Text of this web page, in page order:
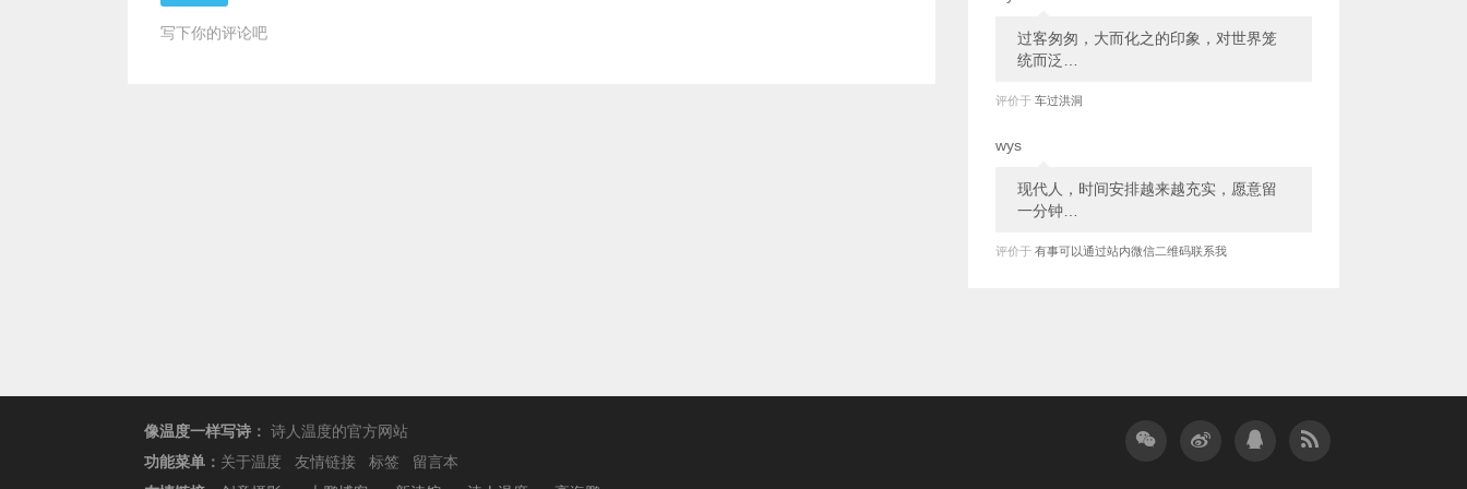
写下你的评论吧
过客匆匆，大而化之的印象，对世界笼
统而泛…
评价于 车过洪洞
wys
现代人，时间安排越来越充实，愿意留
一分钟…
评价于 有事可以通过站内微信二维码联系我
像温度一样写诗 ： 诗人温度的官方网站
功能菜单 ： 关于温度 友情链接 标签
留言本